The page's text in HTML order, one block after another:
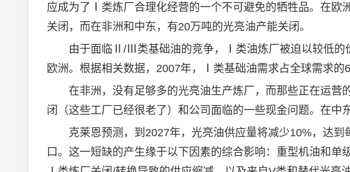
应成为了Ⅰ类炼厂合理化经营的一个不可避免的牺牲品。在欧
关闭，而在非洲和中东，有20万吨的光亮油产能关闭。
由于面临Ⅱ/Ⅲ类基础油的竞争，Ⅰ类油炼厂被迫以较低的价
欧洲。根据相关数据，2007年，Ⅰ类基础油需求占全球需求的
在非洲，没有足够多的光亮油生产炼厂，而那些正在运营
闭（这些工厂已经很老了）和公司面临的一些现金问题。在中
克莱恩预测，到2027年，光亮油供应量将减少10%，达到
口。这一短缺的产生缘于以下因素的综合影响：重型机油和单